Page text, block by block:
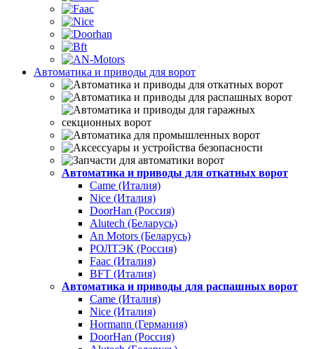
Автоматика и приводы для ворот
Автоматика и приводы для откатных ворот
Came (Италия)
Nice (Италия)
DoorHan (Россия)
Alutech (Беларусь)
An Motors (Беларусь)
РОЛТЭК (Россия)
Faac (Италия)
BFT (Италия)
Автоматика и приводы для распашных ворот
Came (Италия)
Nice (Италия)
Hormann (Германия)
DoorHan (Россия)